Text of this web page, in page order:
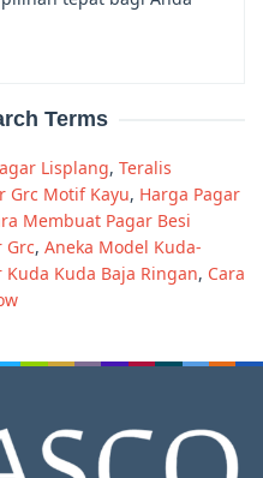
Terms
Lisplang, Teralis
Grc Motif Kayu, Harga Pagar
Membuat Pagar Besi
Grc, Aneka Model Kuda-
Kuda Kuda Baja Ringan, Cara